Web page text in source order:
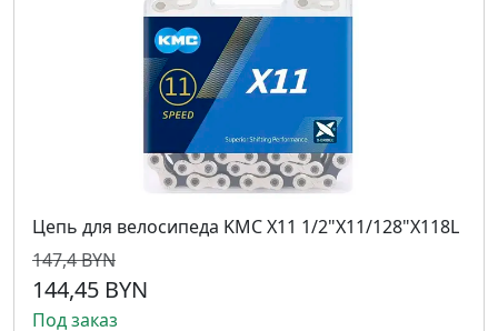
Цепь для велосипеда KMC X11 1/2"X11/128"X118L
147,4 BYN
144,45 BYN
Под заказ